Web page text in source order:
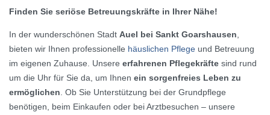
Finden Sie seriöse Betreuungskräfte in Ihrer Nähe!
In der wunderschönen Stadt Auel bei Sankt Goarshausen,
bieten wir Ihnen professionelle häuslichen Pflege und Betreuung
im eigenen Zuhause. Unsere erfahrenen Pflegekräfte sind rund
um die Uhr für Sie da, um Ihnen ein sorgenfreies Leben zu
ermöglichen. Ob Sie Unterstützung bei der Grundpflege
benötigen, beim Einkaufen oder bei Arztbesuchen – unsere